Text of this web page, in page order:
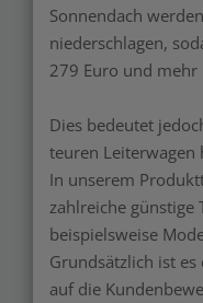
Sonnendach
niederschlagen,
279 Euro und
Dies bedeutet
teuren Leiterwagen
In unserem
zahlreiche günstige
beispielsweise
Grundsätzlich ist
auf die